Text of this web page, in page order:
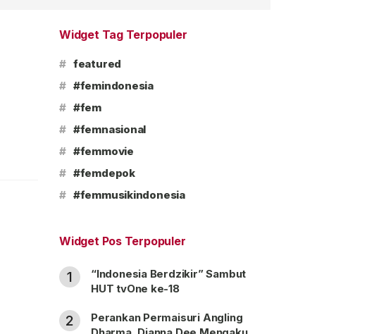
Widget Tag Terpopuler
# featured
# #femindonesia
# #fem
# #femnasional
# #femmovie
# #femdepok
# #femmusikindonesia
Widget Pos Terpopuler
1
“Indonesia Berdzikir” Sambut
HUT tvOne ke-18
2
Perankan Permaisuri Angling